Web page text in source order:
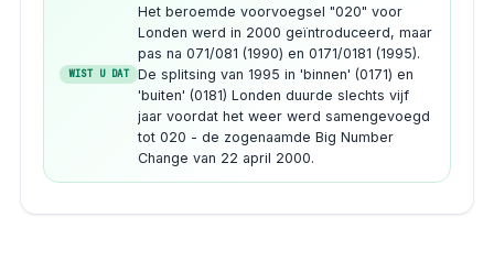
WIST U DAT
Het beroemde voorvoegsel "020" voor
Londen werd in 2000 geïntroduceerd, maar
pas na 071/081 (1990) en 0171/0181 (1995).
De splitsing van 1995 in 'binnen' (0171) en
'buiten' (0181) Londen duurde slechts vijf
jaar voordat het weer werd samengevoegd
tot 020 - de zogenaamde Big Number
Change van 22 april 2000.